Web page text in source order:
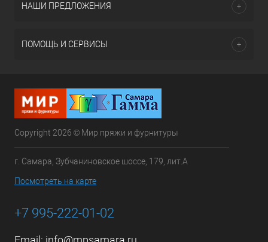
НАШИ ПРЕДЛОЖЕНИЯ
ПОМОЩЬ И СЕРВИСЫ
Copyright 2026 © Мир пряжи и фурнитуры
г. Самара, Зубчаниновское шоссе, 179, лит.А
Посмотреть на карте
+7 995-222-01-02